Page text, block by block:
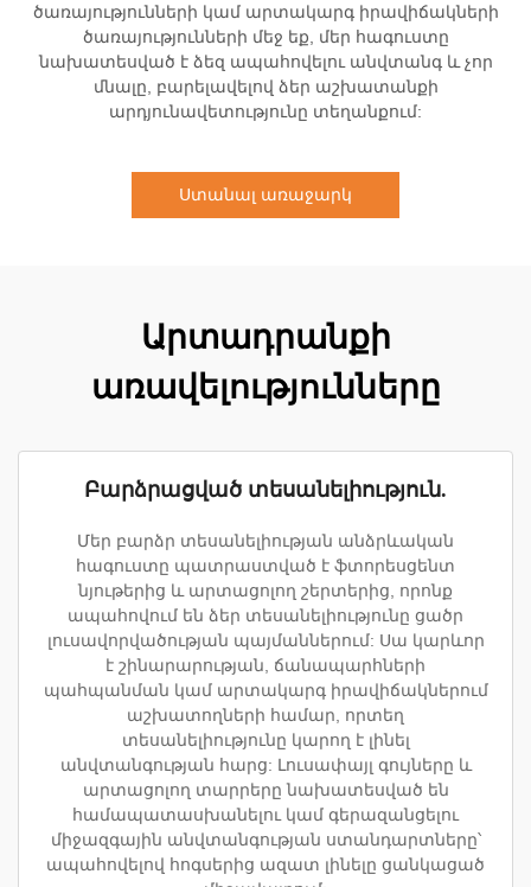
ծառայությունների կամ արտակարգ իրավիճակների
ծառայությունների մեջ եք, մեր հագուստը
նախատեսված է ձեզ ապահովելու անվտանգ և չոր
մնալը, բարելավելով ձեր աշխատանքի
արդյունավետությունը տեղանքում:
Ստանալ առաջարկ
Արտադրանքի
առավելությունները
Բարձրացված տեսանելիություն.
Մեր բարձր տեսանելիության անձրևական
հագուստը պատրաստված է ֆտորեսցենտ
նյութերից և արտացոլող շերտերից, որոնք
ապահովում են ձեր տեսանելիությունը ցածր
լուսավորվածության պայմաններում: Սա կարևոր
է շինարարության, ճանապարհների
պահպանման կամ արտակարգ իրավիճակներում
աշխատողների համար, որտեղ
տեսանելիությունը կարող է լինել
անվտանգության հարց: Լուսափայլ գույները և
արտացոլող տարրերը նախատեսված են
համապատասխանելու կամ գերազանցելու
միջազգային անվտանգության ստանդարտները՝
ապահովելով հոգսերից ազատ լինելը ցանկացած